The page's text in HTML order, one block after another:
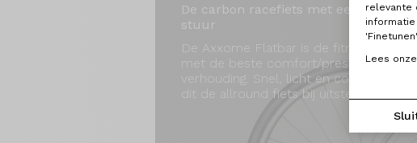
relevante
Lees
De carbon racefiets met een plat
stuur
De Axxome Flatbar is de fitnessfiets
met de beste comfort/prestaties
verhouding. Snel, licht en comfortabel is
dit de allround fiets bij uitstek.